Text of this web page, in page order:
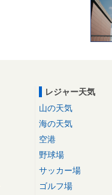
レジャー天気
山の天気
海の天気
空港
野球場
サッカー場
ゴルフ場